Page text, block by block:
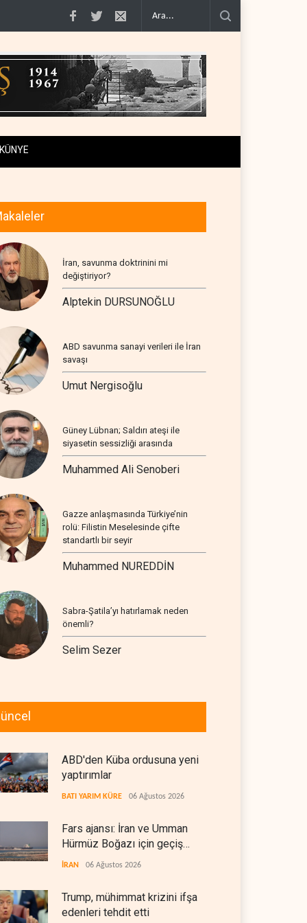
Trump, mühimmat krizini ifşa edenleri tehdit etti..
KÜNYE
İran, savunma doktrinini mi
değiştiriyor?
Alptekin DURSUNOĞLU
ABD savunma sanayi verileri ile İran
savaşı
Umut Nergisoğlu
Güney Lübnan; Saldırı ateşi ile
siyasetin sessizliği arasında
Muhammed Ali Senoberi
Gazze anlaşmasında Türkiye’nin
rolü: Filistin Meselesinde çifte
standartlı bir seyir
Muhammed NUREDDİN
Sabra-Şatila’yı hatırlamak neden
önemli?
Selim Sezer
ABD'den Küba ordusuna yeni
yaptırımlar
BATI YARIM KÜRE 06 Ağustos 2026
Fars ajansı: İran ve Umman
Hürmüz Boğazı için geçiş
koridorlarında anlaştı
İRAN 06 Ağustos 2026
Trump, mühimmat krizini ifşa
edenleri tehdit etti